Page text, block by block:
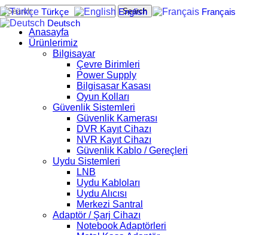
Search
Anasayfa
Ürünlerimiz
Bilgisayar
Çevre Birimleri
Power Supply
Bilgisasar Kasası
Oyun Kolları
Güvenlik Sistemleri
Güvenlik Kamerası
DVR Kayıt Cihazı
NVR Kayıt Cihazı
Güvenlik Kablo / Gereçleri
Uydu Sistemleri
LNB
Uydu Kabloları
Uydu Alıcısı
Merkezi Santral
Adaptör / Şarj Cihazı
Notebook Adaptörleri
Türkçe English
Français
Deutsch